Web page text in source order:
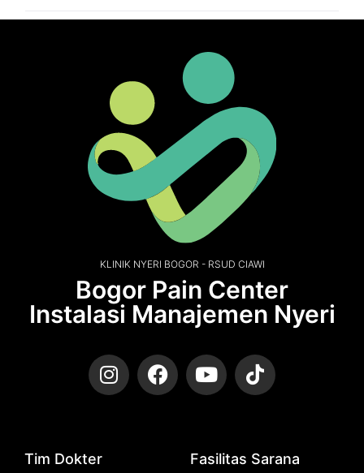
KLINIK NYERI BOGOR - RSUD CIAWI
Bogor Pain Center
Instalasi Manajemen Nyeri
Tim Dokter Fasilitas Sarana